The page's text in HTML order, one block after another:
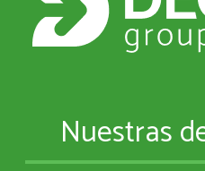
Nuestras